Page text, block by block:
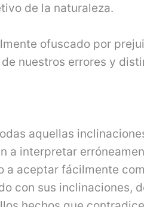
de la naturaleza.
ofuscado por
nuestros errores y
aquellas
a interpretar
a aceptar fácilmente
con sus inclinaciones,